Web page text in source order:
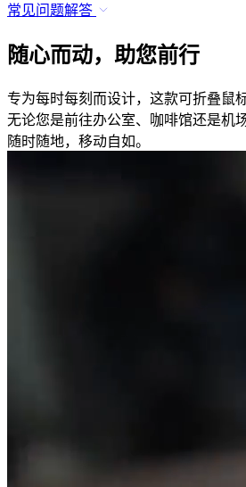
常见问题解答
随心而动，助您前行
专为每时每刻而设计，这款可折叠鼠
无论您是前往办公室、咖啡馆还是机
随时随地，移动自如。